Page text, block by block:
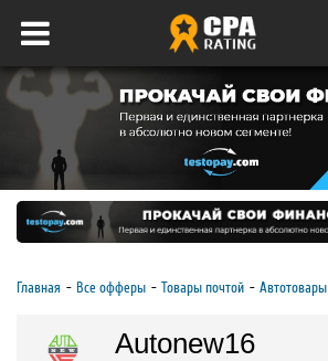
Главная Все офферы Товары почтой Автотовары
Autonew16